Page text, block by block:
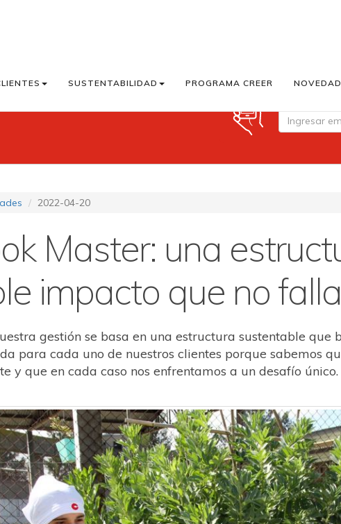
SUSTENTABILIDAD PROGRAMA CREER
2022-04-20
Master: una
impacto que no falla
gestión se basa en una estructura sustentable que
para cada uno de nuestros clientes porque sabemos
y que en cada caso nos enfrentamos a un desafío único.